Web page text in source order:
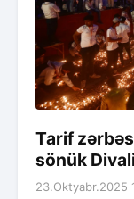
Tarif
sönük Divali
23.Oktyabr.2025